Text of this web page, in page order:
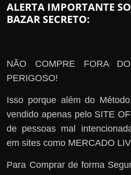
ALERTA IMPORTANTE
BAZAR SECRETO:
NÃO COMPRE FORA
PERIGOSO!
Isso porque além do
vendido apenas pelo SITE
de pessoas mal
em sites como MERCADO
Para Comprar de forma